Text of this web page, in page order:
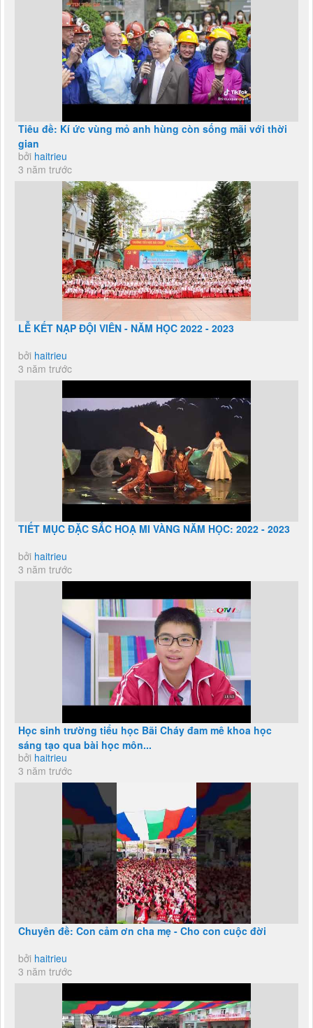
Tiêu đề: Kí ức vùng mỏ anh hùng còn sống mãi với thời
gian
bởi haitrieu
3 năm trước
LỄ KẾT NẠP ĐỘI VIÊN - NĂM HỌC 2022 - 2023
bởi haitrieu
3 năm trước
TIẾT MỤC ĐẶC SẮC HOẠ MI VÀNG NĂM HỌC: 2022 - 2023
bởi haitrieu
3 năm trước
Học sinh trường tiểu học Bãi Cháy đam mê khoa học
sáng tạo qua bài học môn...
bởi haitrieu
3 năm trước
Chuyên đề: Con cảm ơn cha mẹ - Cho con cuộc đời
bởi haitrieu
3 năm trước